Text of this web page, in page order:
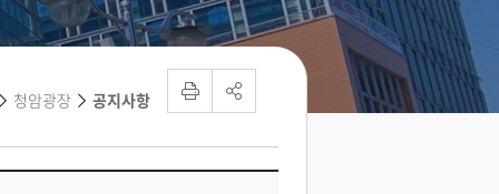
청암광장 공지사항